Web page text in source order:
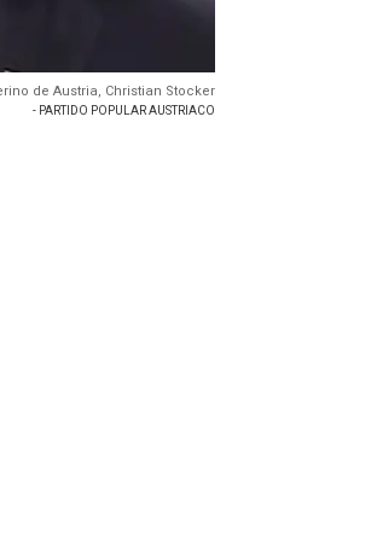
de Austria, Christian Stocker
- PARTIDO POPULAR AUSTRIACO